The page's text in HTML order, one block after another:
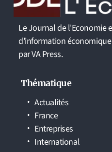
Le Journal de l'Economie
d'information
par VA Press.
Thématique
Actualités
France
Entreprises
International